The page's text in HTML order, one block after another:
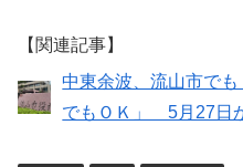
【関連記事】
中東余波、流山市で
でもＯＫ」 5月27日